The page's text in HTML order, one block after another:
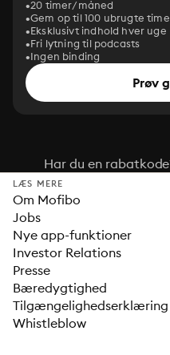
20 timer/måned
Gem op til 100 ubrugte
Eksklusivt indhold hver uge
Fri lytning til podcasts
Ingen binding
Prøv
Har du en
LÆS MERE
Om Mofibo
Jobs
Nye app-funktioner
Investor Relations
Presse
Bæredygtighed
Tilgængelighedserklæring
Whistleblow